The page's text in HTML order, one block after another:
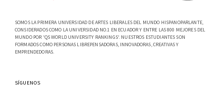
SOMOS LA PRIMERA UNIVERSIDAD DE ARTES LIBERALES DEL MUNDO HISPANOPARLANTE,
CONSIDERADOS COMO LA UNIVERSIDAD NO.1 EN ECUADOR Y ENTRE LAS 800 MEJORES DEL
MUNDO POR 'QS WORLD UNIVERSITY RANKINGS'. NUESTROS ESTUDIANTES SON
FORMADOS COMO PERSONAS LIBREPENSADORAS, INNOVADORAS, CREATIVAS Y
EMPRENDEDORAS.
SÍGUENOS